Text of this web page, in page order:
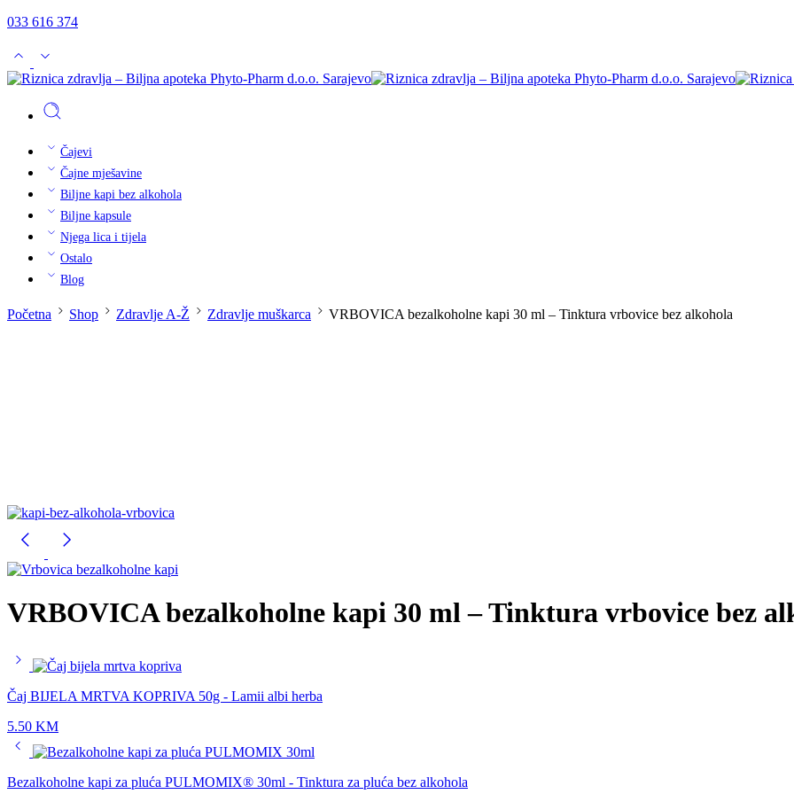
033 616 374
Čajevi
Čajne mješavine
Biljne kapi bez alkohola
Biljne kapsule
Njega lica i tijela
Ostalo
Blog
Početna Shop Zdravlje A-Ž Zdravlje muškarca VRBOVICA bezalkoholne kapi 30 ml – Tinktura vrbovice bez alkohola
VRBOVICA bezalkoholne kapi 30 ml – Tinktura vrbovice bez
Čaj BIJELA MRTVA KOPRIVA 50g - Lamii albi herba
5.50 KM
Bezalkoholne kapi za pluća PULMOMIX® 30ml - Tinktura za pluća bez alkohola